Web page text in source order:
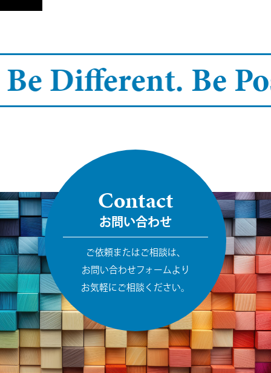
Different. Be
Contact
お問い合わせ
ご依頼またはご相談は、
お問い合わせフォームより
お気軽にご相談ください。